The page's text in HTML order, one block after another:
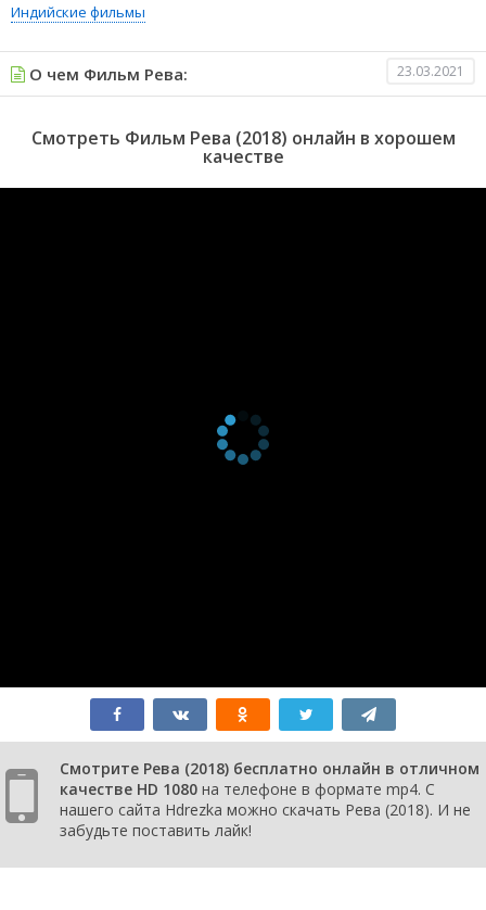
Индийские фильмы
О чем Фильм Рева: 23.03.2021
Смотреть Фильм Рева (2018) онлайн в хорошем
качестве
Смотрите Рева (2018) бесплатно онлайн в отличном
качестве HD 1080 на телефоне в формате mp4. С
нашего сайта Hdrezka можно скачать Рева (2018). И не
забудьте поставить лайк!